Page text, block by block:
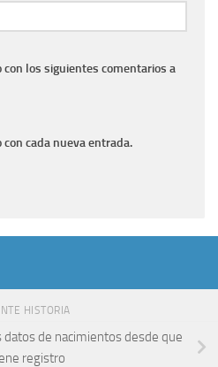
con los siguientes comentarios a
cada nueva entrada.
HISTORIA
datos de nacimientos desde que
registro